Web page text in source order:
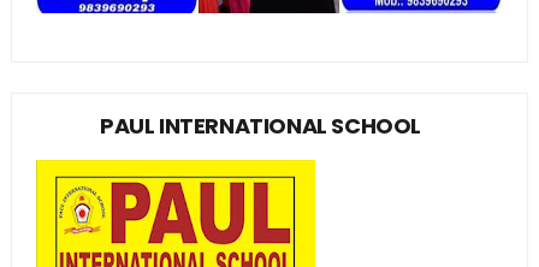
PAUL INTERNATIONAL SCHOOL